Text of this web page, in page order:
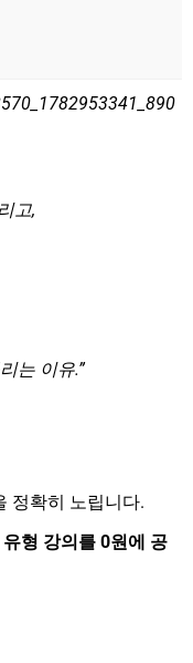
고,
는 이유.”
정확히 노립니다.
유형 강의를 0원에 공